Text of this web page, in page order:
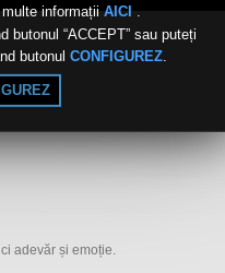
informații AICI .
butonul “ACCEPT” sau puteți
butonul CONFIGUREZ
adevăr și emoție.